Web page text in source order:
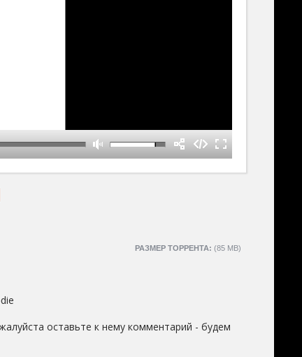
РАЗМЕР ТОРРЕНТА: (85 MB)
оставьте к нему комментарий - будем